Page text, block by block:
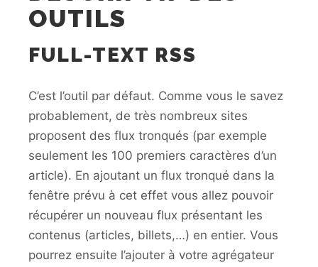
OUTILS
FULL-TEXT RSS
C’est l’outil par défaut. Comme vous le savez
probablement, de très nombreux sites
proposent des flux tronqués (par exemple
seulement les 100 premiers caractères d’un
article). En ajoutant un flux tronqué dans la
fenêtre prévu à cet effet vous allez pouvoir
récupérer un nouveau flux présentant les
contenus (articles, billets,…) en entier. Vous
pourrez ensuite l’ajouter à votre agrégateur